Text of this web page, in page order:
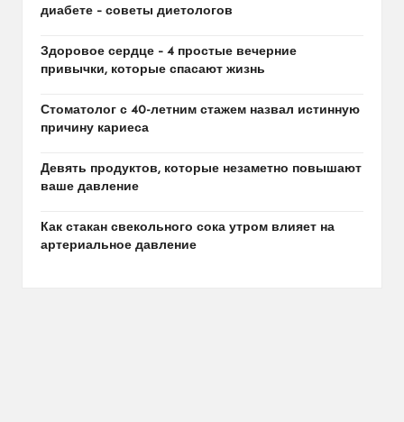
диабете – советы диетологов
Здоровое сердце – 4 простые вечерние
привычки, которые спасают жизнь
Стоматолог с 40-летним стажем назвал истинную
причину кариеса
Девять продуктов, которые незаметно повышают
ваше давление
Как стакан свекольного сока утром влияет на
артериальное давление